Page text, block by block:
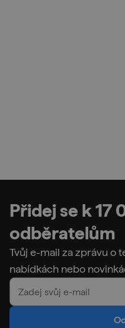
Přidej se k 17
odběratelům
Tvůj e-mail za zprávu o
nabídkách nebo